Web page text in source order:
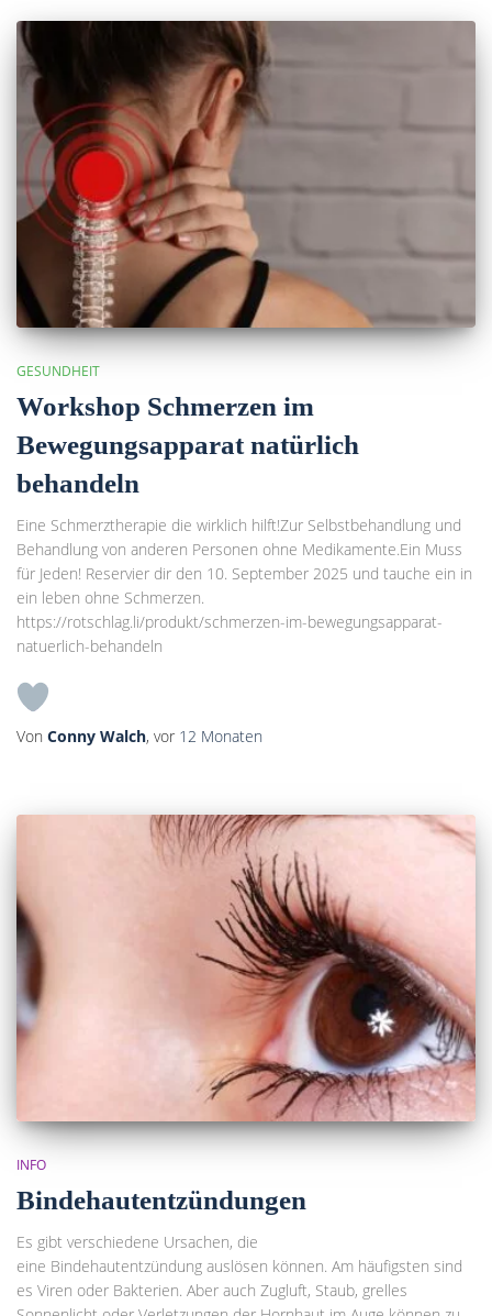
GESUNDHEIT
Workshop Schmerzen im
Bewegungsapparat natürlich
behandeln
Eine Schmerztherapie die wirklich hilft!Zur Selbstbehandlung und
Behandlung von anderen Personen ohne Medikamente.Ein Muss
für Jeden! Reservier dir den 10. September 2025 und tauche ein in
ein leben ohne Schmerzen.
https://rotschlag.li/produkt/schmerzen-im-bewegungsapparat-
natuerlich-behandeln
Von Conny Walch, vor 12 Monaten
INFO
Bindehautentzündungen
Es gibt verschiedene Ursachen, die
eine Bindehautentzündung auslösen können. Am häufigsten sind
es Viren oder Bakterien. Aber auch Zugluft, Staub, grelles